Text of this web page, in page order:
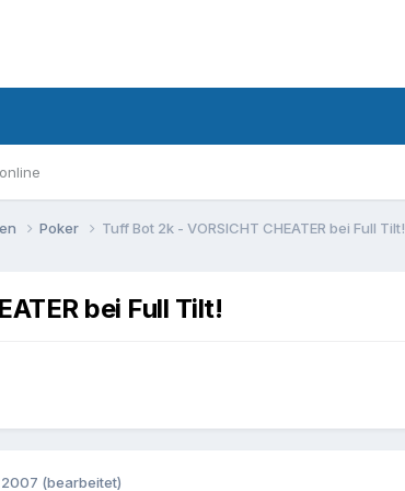
Poker Tuff Bot 2k - VORSICHT CHEATER bei Full Tilt!
bei Full Tilt!
(bearbeitet)